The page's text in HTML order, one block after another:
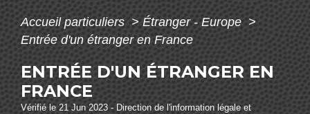
Accueil particuliers> Étranger - Europe >
Entrée d'un étranger en France
ENTRÉE D'UN ÉTRANGER EN
FRANCE
Vérifié le 21 Jun 2023 - Direction de l'information légale et